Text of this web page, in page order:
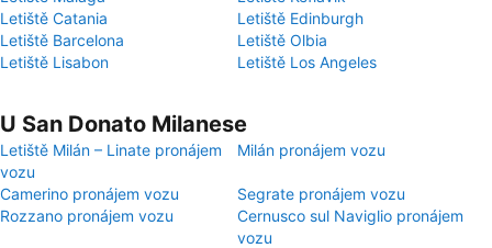
Letiště Catania
Letiště Edinburgh
Letiště Barcelona
Letiště Olbia
Letiště Lisabon
Letiště Los Angeles
U San Donato Milanese
Letiště Milán – Linate pronájem
vozu
Milán pronájem vozu
Camerino pronájem vozu
Segrate pronájem vozu
Rozzano pronájem vozu
Cernusco sul Naviglio pronájem
vozu